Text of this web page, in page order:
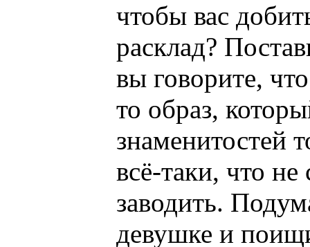
чтобы вас
расклад?
вы говорите,
то образ,
знаменитостей
всё-таки, что
заводить.
девушке и